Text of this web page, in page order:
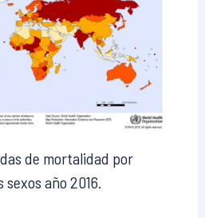
de mortalidad por
año 2016.